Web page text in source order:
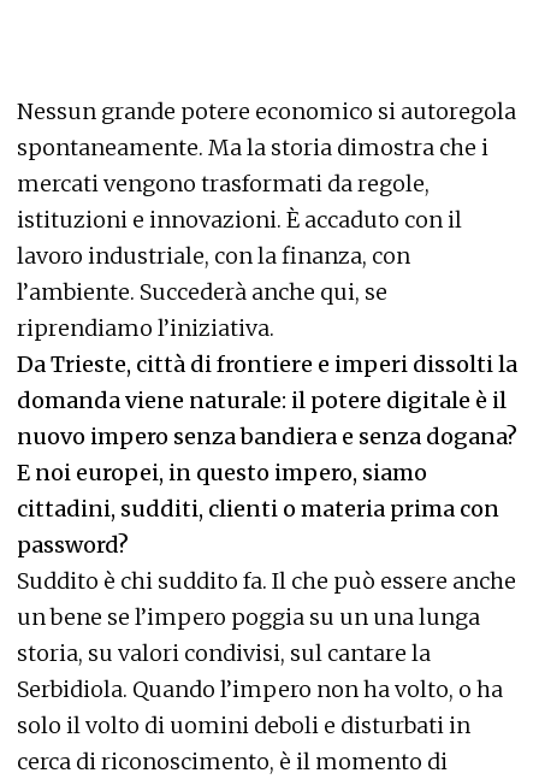
Nessun grande potere economico si autoregola
spontaneamente. Ma la storia dimostra che i
mercati vengono trasformati da regole,
istituzioni e innovazioni. È accaduto con il
lavoro industriale, con la finanza, con
l’ambiente. Succederà anche qui, se
riprendiamo l’iniziativa.
Da Trieste, città di frontiere e imperi dissolti la
domanda viene naturale: il potere digitale è il
nuovo impero senza bandiera e senza dogana?
E noi europei, in questo impero, siamo
cittadini, sudditi, clienti o materia prima con
password?
Suddito è chi suddito fa. Il che può essere anche
un bene se l’impero poggia su un una lunga
storia, su valori condivisi, sul cantare la
Serbidiola. Quando l’impero non ha volto, o ha
solo il volto di uomini deboli e disturbati in
cerca di riconoscimento, è il momento di